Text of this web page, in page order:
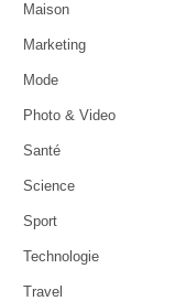
Maison
Marketing
Mode
Photo & Video
Santé
Science
Sport
Technologie
Travel